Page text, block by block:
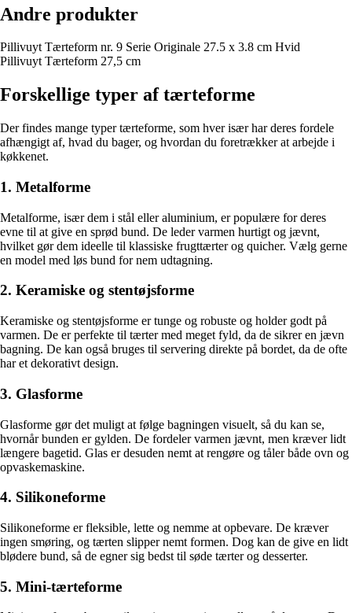
Andre produkter
Pillivuyt Tærteform nr. 9 Serie Originale 27.5 x 3.8 cm Hvid
Pillivuyt Tærteform 27,5 cm
Forskellige typer af tærteforme
Der findes mange typer tærteforme, som hver især har deres fordele
afhængigt af, hvad du bager, og hvordan du foretrækker at arbejde i
køkkenet.
1. Metalforme
Metalforme, især dem i stål eller aluminium, er populære for deres
evne til at give en sprød bund. De leder varmen hurtigt og jævnt,
hvilket gør dem ideelle til klassiske frugttærter og quicher. Vælg gerne
en model med løs bund for nem udtagning.
2. Keramiske og stentøjsforme
Keramiske og stentøjsforme er tunge og robuste og holder godt på
varmen. De er perfekte til tærter med meget fyld, da de sikrer en jævn
bagning. De kan også bruges til servering direkte på bordet, da de ofte
har et dekorativt design.
3. Glasforme
Glasforme gør det muligt at følge bagningen visuelt, så du kan se,
hvornår bunden er gylden. De fordeler varmen jævnt, men kræver lidt
længere bagetid. Glas er desuden nemt at rengøre og tåler både ovn og
opvaskemaskine.
4. Silikoneforme
Silikoneforme er fleksible, lette og nemme at opbevare. De kræver
ingen smøring, og tærten slipper nemt formen. Dog kan de give en lidt
blødere bund, så de egner sig bedst til søde tærter og desserter.
5. Mini-tærteforme